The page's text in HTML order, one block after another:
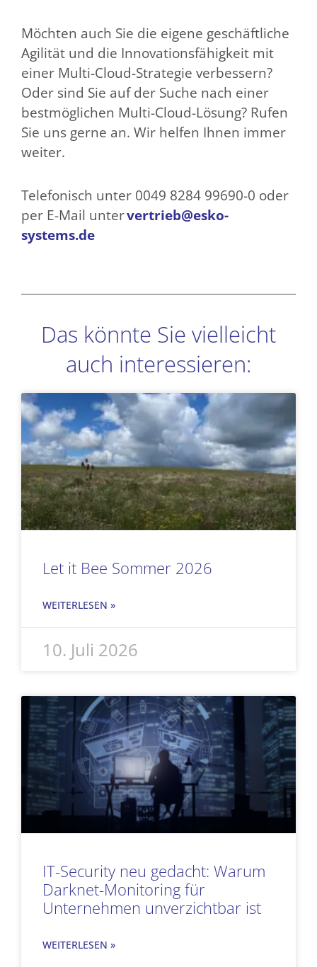
Möchten auch Sie die eigene geschäftliche
Agilität und die Innovationsfähigkeit mit
einer Multi-Cloud-Strategie verbessern?
Oder sind Sie auf der Suche nach einer
bestmöglichen Multi-Cloud-Lösung? Rufen
Sie uns gerne an. Wir helfen Ihnen immer
weiter.
Telefonisch unter 0049 8284 99690-0 oder
per E-Mail untervertrieb@esko-
systems.de
Das könnte Sie vielleicht
auch interessieren:
Let it Bee Sommer 2026
WEITERLESEN »
10. Juli 2026
IT-Security neu gedacht: Warum
Darknet-Monitoring für
Unternehmen unverzichtbar ist
WEITERLESEN »
SeiteSeiteSeite Seite